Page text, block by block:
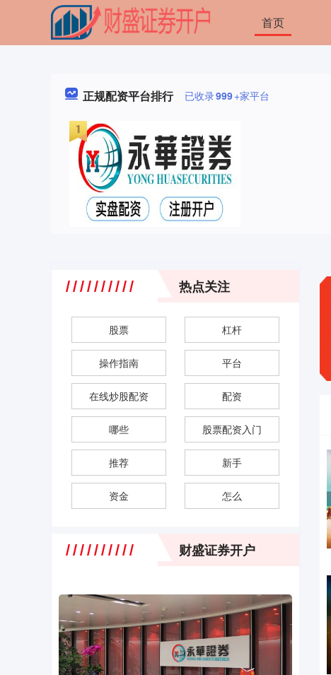
首页
正规配资平台排行 已收录999+家平台
热点关注
股票 杠杆
操作指南 平台
在线炒股配资 配资
哪些 股票配资入门
推荐 新手
资金 怎么
财盛证券开户